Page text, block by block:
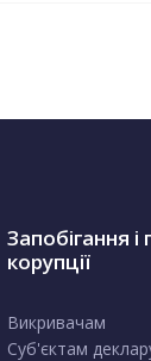
Запобігання і
корупції
Викривачам
Суб'єктам